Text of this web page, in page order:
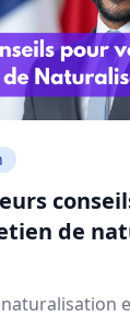
de
naturalisation